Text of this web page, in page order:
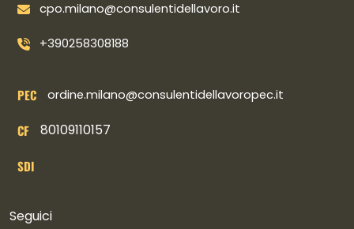
cpo.milano@consulentidellavoro.it
+390258308188
PEC ordine.milano@consulentidellavoropec.it
CF 80109110157
SDI
Seguici